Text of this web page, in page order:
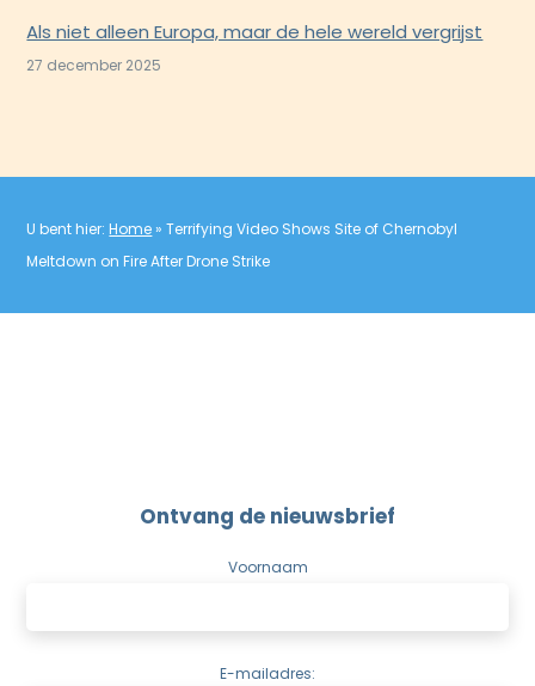
Als niet alleen Europa, maar de hele wereld vergrijst
27 december 2025
U bent hier:Home»Terrifying Video Shows Site of Chernobyl
Meltdown on Fire After Drone Strike
Ontvang de nieuwsbrief
Voornaam
E-mailadres: